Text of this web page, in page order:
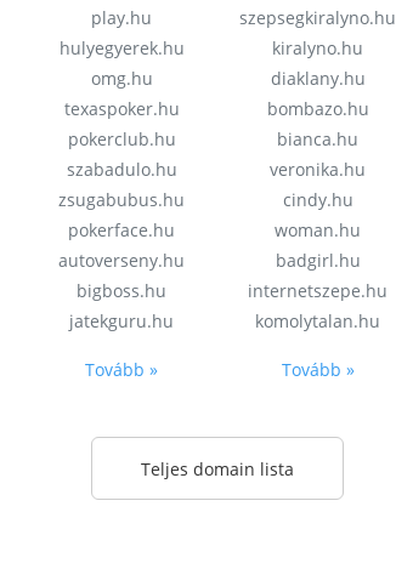
play.hu
hulyegyerek.hu
omg.hu
texaspoker.hu
pokerclub.hu
szabadulo.hu
zsugabubus.hu
pokerface.hu
autoverseny.hu
bigboss.hu
jatekguru.hu
Tovább »
szepsegkiralyno.hu
kiralyno.hu
diaklany.hu
bombazo.hu
bianca.hu
veronika.hu
cindy.hu
woman.hu
badgirl.hu
internetszepe.hu
komolytalan.hu
Tovább »
Teljes domain lista